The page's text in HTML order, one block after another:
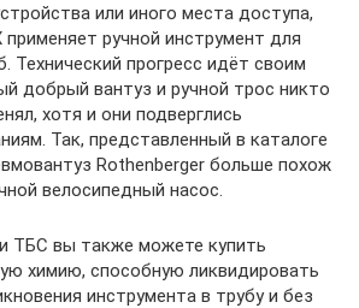
или иного места доступа,
ручной инструмент для
Технический прогресс идёт своим
добрый вантуз и ручной трос никто
хотя и они подверглись
Так, представленный в каталоге
Rothenberger больше похож
велосипедный насос.
ТБС вы также можете купить
химию, способную ликвидировать
инструмента в трубу и без